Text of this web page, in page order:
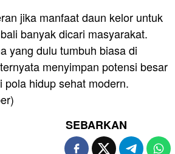
jika manfaat daun kelor untuk
banyak dicari masyarakat.
yang dulu tumbuh biasa di
menyimpan potensi besar
pola hidup sehat modern.
SEBARKAN